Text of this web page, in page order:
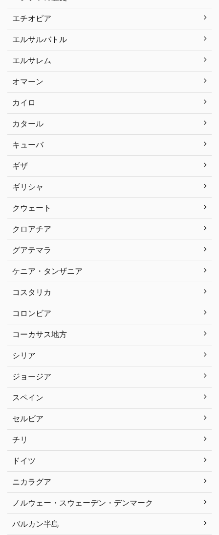
エチオピア
エルサルバトル
エルサレム
オマーン
カイロ
カタール
キューバ
ギザ
ギリシャ
クウェート
クロアチア
グアテマラ
ケニア・タンザニア
コスタリカ
コロンビア
コーカサス地方
シリア
ジョージア
スペイン
セルビア
チリ
ドイツ
ニカラグア
ノルウェー・スウェーデン・デンマーク
バルカン半島